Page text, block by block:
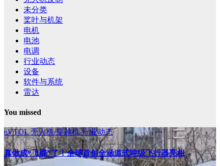
未分类
桨叶与机架
电机
电池
电调
行业动态
设备
软件与系统
雷达
You missed
eVTOL无人机/穿越机行业动态
真做成“飞碟”了！全球首创全涵道式吨级飞行器亮相